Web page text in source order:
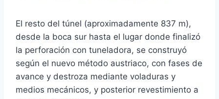
El resto del túnel (aproximadamente 837 m),
desde la boca sur hasta el lugar donde finalizó
la perforación con tuneladora, se construyó
según el nuevo método austriaco, con fases de
avance y destroza mediante voladuras y
medios mecánicos, y posterior revestimiento a